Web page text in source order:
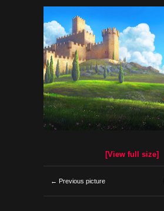
[View full size]
← Previous picture